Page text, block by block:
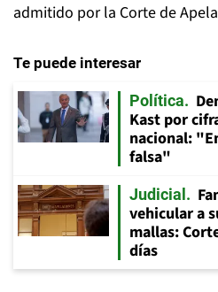
admitido por la Corte de
Te puede interesar
Política
Kast por
nacional:
falsa"
Judicial
vehicular a
mallas:
días